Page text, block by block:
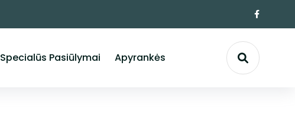
Specialūs Pasiūlymai Apyrankės